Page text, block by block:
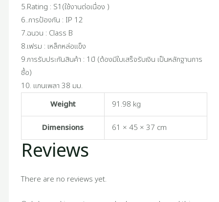
5.Rating : S1(ใช้งานต่อเนื่อง )
6..การป้องกัน : IP 12
7.ฉนวน : Class B
8.เฟรม : เหล็กหล่อแข็ง
9.การรับประกันสินค้า : 1ปี (ต้องมีใบเสร็จรับเงิน เป็นหลักฐานการ
ซื้อ)
10. แกนเพลา 38 มม.
Weight
91.98 kg
Dimensions 61 × 45 × 37 cm
Reviews
There are no reviews yet.